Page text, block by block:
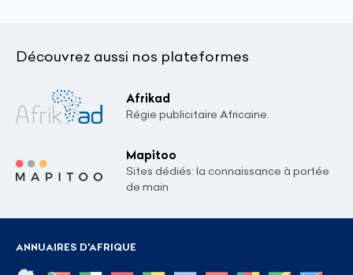
Découvrez aussi nos plateformes
Afrikad
Régie publicitaire Africaine.
Mapitoo
Sites dédiés: la connaissance à portée
de main
ANNUAIRES D'AFRIQUE